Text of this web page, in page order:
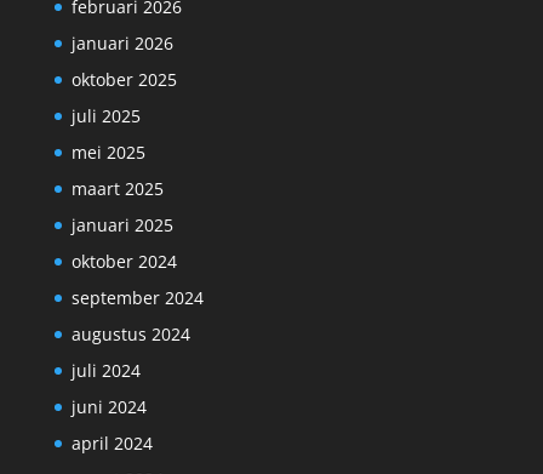
februari 2026
januari 2026
oktober 2025
juli 2025
mei 2025
maart 2025
januari 2025
oktober 2024
september 2024
augustus 2024
juli 2024
juni 2024
april 2024